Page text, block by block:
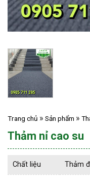
Trang chủ Sản phẩm
Thảm nỉ cao su
Chất liệu Thảm